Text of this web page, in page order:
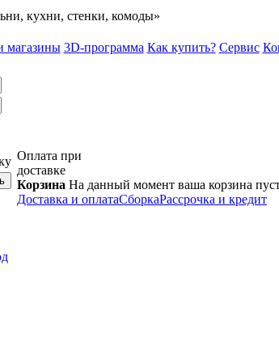
кухни, стенки, комоды»
магазины 3D-программа Как купить? Сервис
Оплата при
доставке
Корзина На данный момент ваша корзина
Доставка и оплатаСборкаРассрочка и кредит